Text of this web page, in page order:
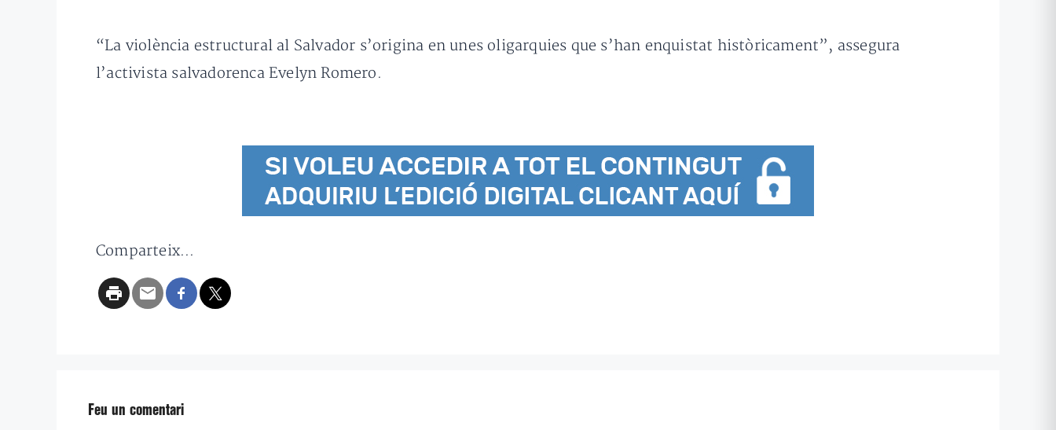
“La violència estructural al Salvador s’origina en unes oligarquies que s’han enquistat històricament”, assegura
l’activista salvadorenca Evelyn Romero.
Comparteix...
Feu un comentari